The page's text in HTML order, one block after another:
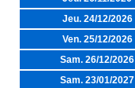
Jeu. 24/12/2026
Ven. 25/12/2026
Sam. 26/12/2026
Sam. 23/01/2027